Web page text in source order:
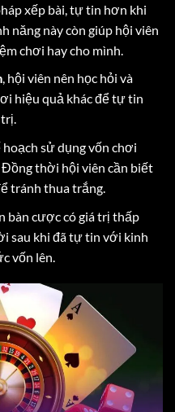
xếp bài, tự tin hơn khi
năng này còn giúp hội viên
chơi hay cho mình.
, hội viên nên học hỏi và
hiệu quả khác để tự tin
sử dụng vốn chơi
thời hội viên cần biết
tránh thua trắng.
bàn cược có giá trị thấp
sau khi đã tự tin với kinh
vốn lên.